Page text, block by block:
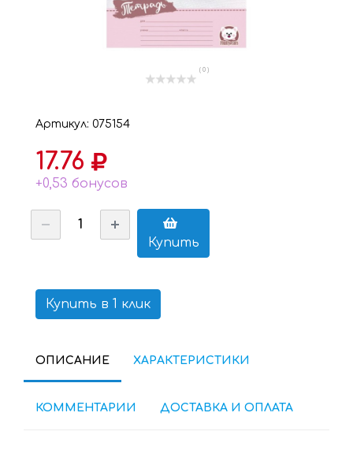
( 0 )
Артикул: 075154
17.76
+0,53 бонусов
Купить
Купить в 1 клик
ОПИСАНИЕ ХАРАКТЕРИСТИКИ
КОММЕНТАРИИ ДОСТАВКА И ОПЛАТА